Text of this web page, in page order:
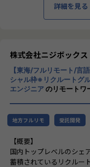
・データ基盤システム
クトに関われる
・ただ開発するだけでは
ロダクト開発に関わる
けるプロダクトを開発で
・高いレベルのエンジニ
環境がある
できる
様々なキャリアを広げる
・データエンジニアリン
私たちはこ
す。
とらえるこ
期待を大
すこと。
きに、
真っ先にニ
けること
詳細を見る
株式会社ニジボックス
【東海/フルリモート/言
シャル枠※リクルートグ
エンジニアのリモートワ
地方フルリモ 受託開発
【概要】
国内トップレベルのシェ
蓄積されているリクルー